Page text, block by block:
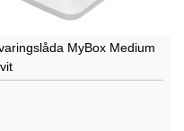
MyBox Medium